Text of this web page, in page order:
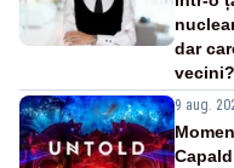
dar
9 aug.